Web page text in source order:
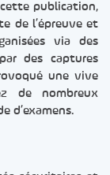
cette publication,
de l’épreuve et
via des
des captures
une vive
de nombreux
d’examens.